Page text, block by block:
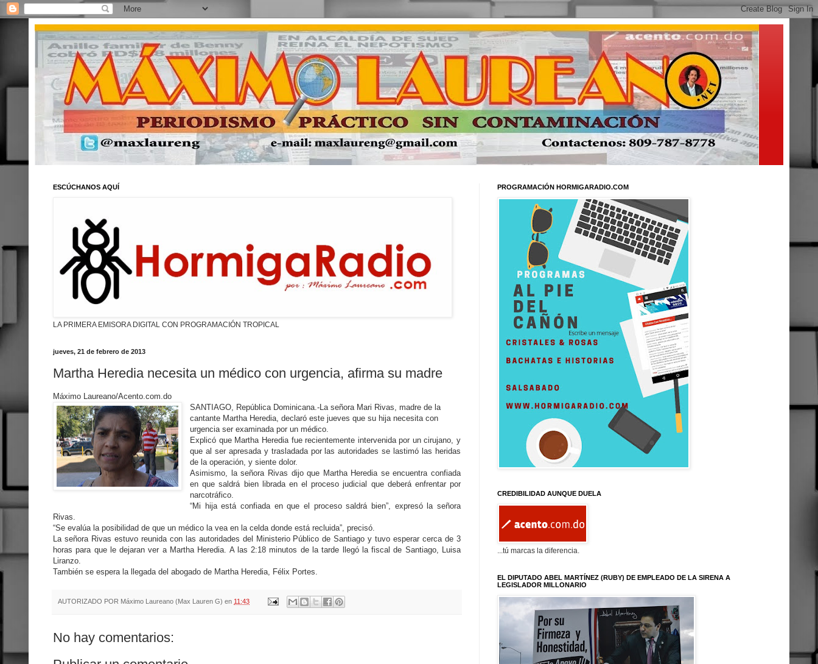
ESCÚCHANOS AQUÍ
LA PRIMERA EMISORA DIGITAL CON PROGRAMACIÓN TROPICAL
jueves, 21 de febrero de 2013
Martha Heredia necesita un médico con urgencia, afirma su madre
Máximo Laureano/Acento.com.do
SANTIAGO, República Dominicana.-La señora Mari Rivas, madre de la
cantante Martha Heredia, declaró este jueves que su hija necesita con
urgencia ser examinada por un médico.
Explicó que Martha Heredia fue recientemente intervenida por un cirujano, y
que al ser apresada y trasladada por las autoridades se lastimó las heridas
de la operación, y siente dolor.
Asimismo, la señora Rivas dijo que Martha Heredia se encuentra confiada
en que saldrá bien librada en el proceso judicial que deberá enfrentar por
narcotráfico.
“Mi hija está confiada en que el proceso saldrá bien”, expresó la señora
Rivas.
“Se evalúa la posibilidad de que un médico la vea en la celda donde está recluida”, precisó.
La señora Rivas estuvo reunida con las autoridades del Ministerio Público de Santiago y tuvo esperar cerca de 3
horas para que le dejaran ver a Martha Heredia. A las 2:18 minutos de la tarde llegó la fiscal de Santiago, Luisa
Liranzo.
También se espera la llegada del abogado de Martha Heredia, Félix Portes.
AUTORIZADO POR Máximo Laureano (Max Lauren G) en 11:43
No hay comentarios:
PROGRAMACIÓN HORMIGARADIO.COM
CREDIBILIDAD AUNQUE DUELA
...tú marcas la diferencia.
EL DIPUTADO ABEL MARTÍNEZ (RUBY) DE EMPLEADO DE LA SIRENA A
LEGISLADOR MILLONARIO